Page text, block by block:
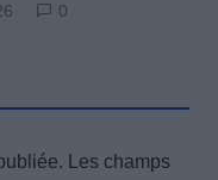
0
Les champs